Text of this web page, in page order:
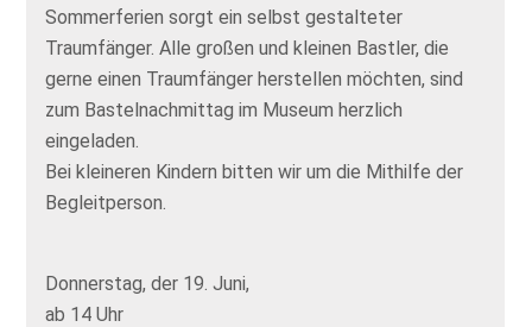
Sommerferien sorgt ein selbst gestalteter
Traumfänger. Alle großen und kleinen Bastler, die
gerne einen Traumfänger herstellen möchten, sind
zum Bastelnachmittag im Museum herzlich
eingeladen.
Bei kleineren Kindern bitten wir um die Mithilfe der
Begleitperson.
Donnerstag, der 19. Juni,
ab 14 Uhr